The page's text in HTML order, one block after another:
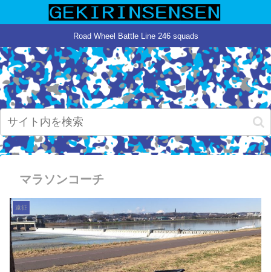
Road Wheel Battle Line 246 squads
マラソンコーチ
遠征